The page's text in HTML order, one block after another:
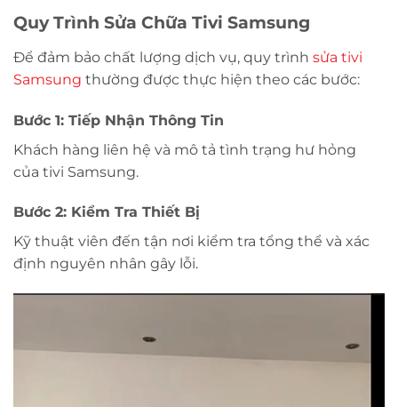
Quy Trình Sửa Chữa Tivi Samsung
Để đảm bảo chất lượng dịch vụ, quy trình sửa tivi
Samsung thường được thực hiện theo các bước:
Bước 1: Tiếp Nhận Thông Tin
Khách hàng liên hệ và mô tả tình trạng hư hỏng
của tivi Samsung.
Bước 2: Kiểm Tra Thiết Bị
Kỹ thuật viên đến tận nơi kiểm tra tổng thể và xác
định nguyên nhân gây lỗi.